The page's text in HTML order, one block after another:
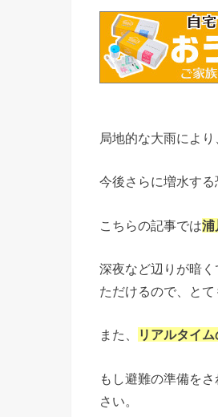
局地的な大雨によ
今後さらに増水す
こちらの記事では浦
深夜など辺りが暗く
ただけるので、とて
また、 リアルタイ
もし避難の準備をさ
さい。